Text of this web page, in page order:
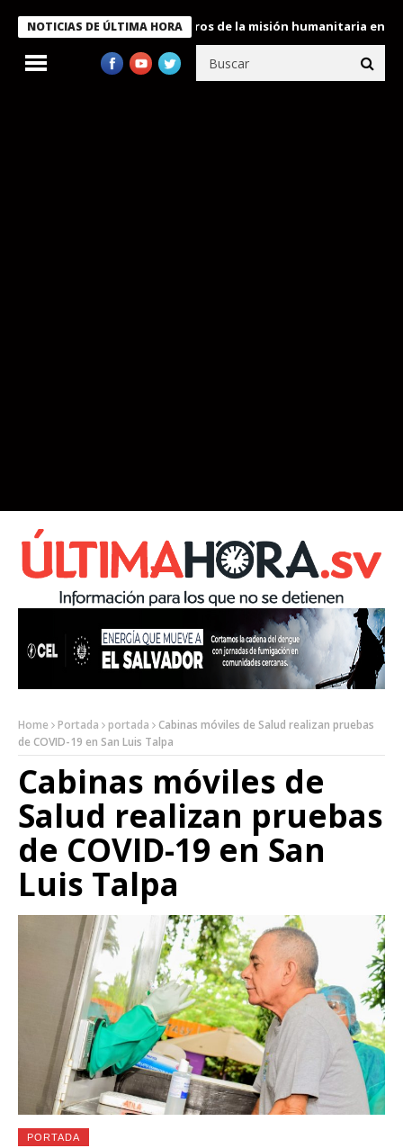
NOTICIAS DE ÚLTIMA HORA
condecora a miembros de la misión humanitaria enviada a
Home Portada portada
Cabinas móviles de Salud realizan pruebas
de COVID-19 en San Luis Talpa
Cabinas móviles de
Salud realizan pruebas
de COVID-19 en San
Luis Talpa
PORTADA